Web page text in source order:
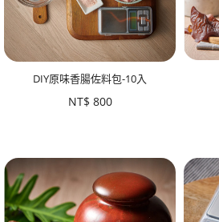
DIY原味香腸佐料包-10入
NT$ 800